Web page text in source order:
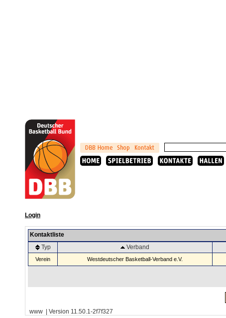
Login
Kontaktliste
Typ
Verband
Verein Westdeutscher Basketball-Verband e.V.
www | Version 11.50.1-2f7f327